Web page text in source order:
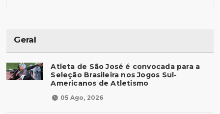
Geral
Atleta de São José é convocada para a
Seleção Brasileira nos Jogos Sul-
Americanos de Atletismo
05 Ago, 2026